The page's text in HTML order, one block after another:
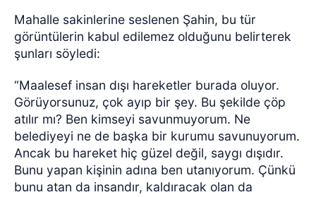
Mahalle sakinlerine seslenen Şahin, bu tür
görüntülerin kabul edilemez olduğunu belirterek
şunları söyledi:
“Maalesef insan dışı hareketler burada oluyor.
Görüyorsunuz, çok ayıp bir şey. Bu şekilde çöp
atılır mı? Ben kimseyi savunmuyorum. Ne
belediyeyi ne de başka bir kurumu savunuyorum.
Ancak bu hareket hiç güzel değil, saygı dışıdır.
Bunu yapan kişinin adına ben utanıyorum. Çünkü
bunu atan da insandır, kaldıracak olan da